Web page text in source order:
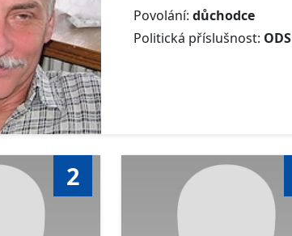
Povolání:důchodce
Politická příslušnost: ODS
2